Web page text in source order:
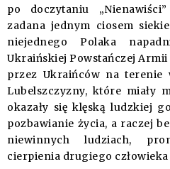
po doczytaniu
zadana jednym ciosem
niejednego Polaka
Ukraińskiej Powstańczej
przez Ukraińców na terenie
Lubelszczyzny, które miały
okazały się klęską ludzkiej
pozbawianie życia, a raczej
niewinnych ludziach,
cierpienia drugiego człowieka